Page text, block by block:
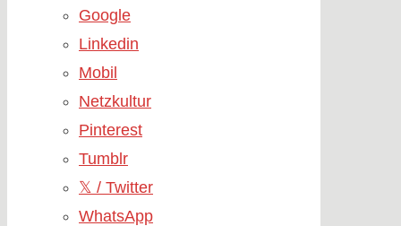
Google
Linkedin
Mobil
Netzkultur
Pinterest
Tumblr
𝕏 / Twitter
WhatsApp